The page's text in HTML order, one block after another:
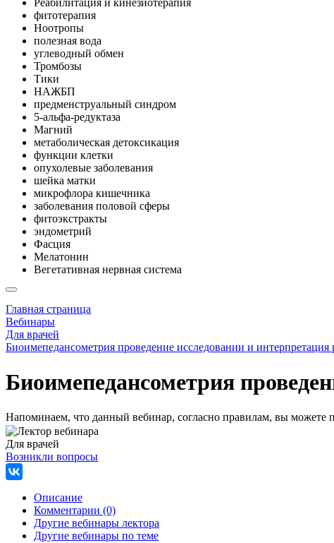
Реабилитация и кинезиотерапия
фитотерапия
Ноотропы
полезная вода
углеводный обмен
Тромбозы
Тики
НАЖБП
предменструальный синдром
5-альфа-редуктаза
Магний
метаболическая детоксикация
функции клетки
опухолевые заболевания
шейка матки
микрофлора кишечника
заболевания половой сферы
фитоэкстракты
эндометрий
Фасция
Мелатонин
Вегетативная нервная система
Главная страница
Вебинары
Для врачей
Биоимепедансометрия проведение исследовании и интерпретация
Биоимепедансометрия
Напоминаем, что данный вебинар, согласно правилам, вы можете
Для врачей
Возникли вопросы
Описание
Комментарии (0)
Другие вебинары лектора
Другие вебинары по теме